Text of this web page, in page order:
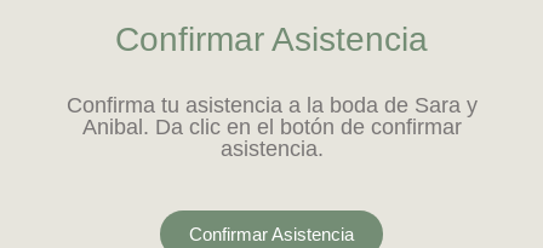
Confirmar Asistencia
Confirma tu asistencia a la boda de Sara y
Anibal. Da clic en el botón de confirmar
asistencia.
Confirmar Asistencia